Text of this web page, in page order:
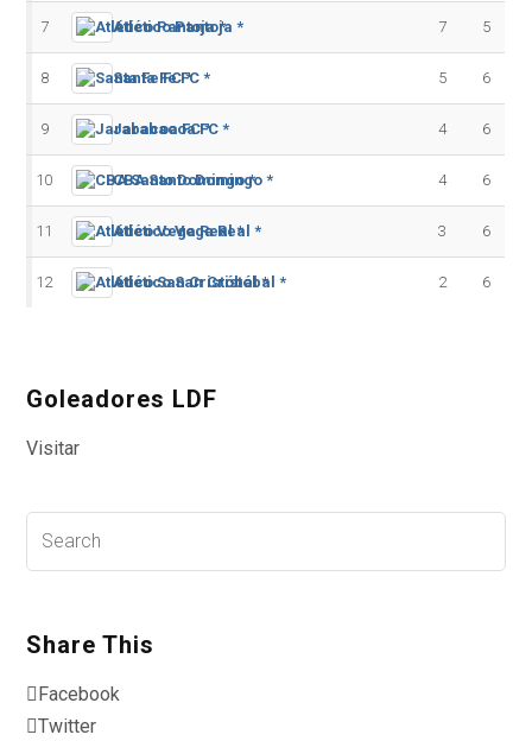
7 Atlético Pantoja * 7 5
8 Santa Fe FC * 5 6
9 Jarabacoa FC * 4 6
10 CBA Santo Domingo * 4 6
11 Atlético Vega Real * 3 6
12 Atlético San Cristóbal * 2 6
Goleadores LDF
Visitar
Share This
Facebook
Twitter